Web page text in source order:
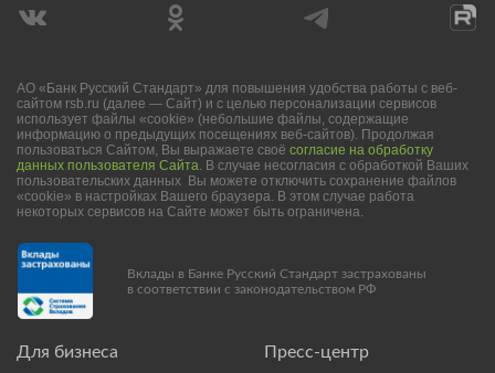
Для бизнеса Пресс-центр
АО «Банк Русский Стандарт» для повышения удобства работы с веб-
сайтом rsb.ru (далее — Сайт) и с целью персонализации сервисов
использует файлы «cookie» (небольшие файлы, содержащие
информацию о предыдущих посещениях веб-сайтов). Продолжая
пользоваться Сайтом, Вы выражаете своё согласие на обработку
данных пользователя Сайта. В случае несогласия с обработкой Ваших
пользовательских данных Вы можете отключить сохранение файлов
«cookie» в настройках Вашего браузера. В этом случае работа
некоторых сервисов на Сайте может быть ограничена.
Вклады в Банке Русский Стандарт застрахованы
в соответствии с законодательством РФ